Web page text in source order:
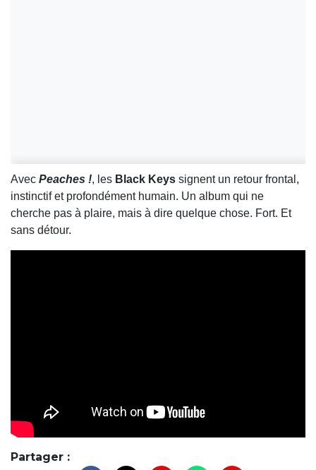
Avec Peaches !, les Black Keys signent un retour frontal,
instinctif et profondément humain. Un album qui ne
cherche pas à plaire, mais à dire quelque chose. Fort. Et
sans détour.
Partager :